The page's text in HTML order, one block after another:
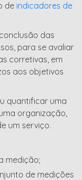
de indicadores de
das
para se avaliar
corretivas, em
aos objetivos
quantificar uma
organização,
um serviço.
medição;
de medições